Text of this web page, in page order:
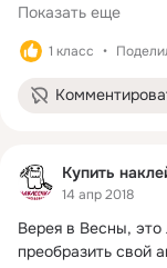
Показать еще
1 класс
Купить
14 апр 2018
Верея в Весны,
преобразить свой